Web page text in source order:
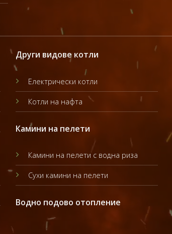
Други видове котли
Електрически котли
Котли на нафта
Камини на пелети
Камини на пелети с водна риза
Сухи камини на пелети
Водно подово отопление